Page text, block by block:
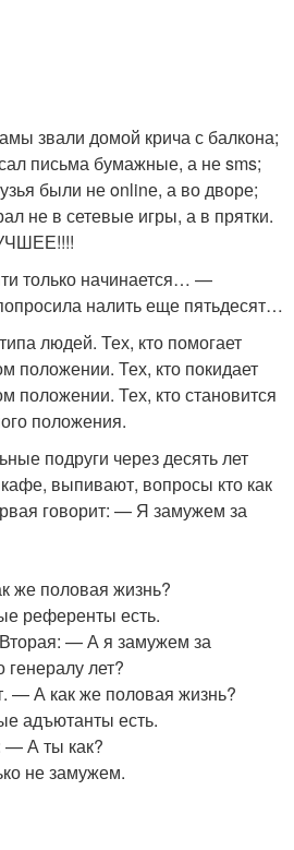
звали домой крича с балкона;
письма бумажные, а не sms;
были не onlinе, а во дворе;
не в сетевые игры, а в прятки.
только начинается… —
налить еще пятьдесят…
людей. Тех, кто помогает
положении. Тех, кто покидает
положении. Тех, кто становится
положения.
подруги через десять лет
выпивают, вопросы кто как
говорит: — Я замужем за
же половая жизнь?
референты есть.
— А я замужем за
генералу лет?
— А как же половая жизнь?
адъютанты есть.
— А ты как?
не замужем.